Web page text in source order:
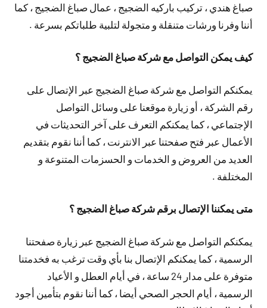
صباغ هندي ، تركيب باركيه الضجيج ، عمال صباغ الضجيج ، كما
أننا وفرنا ورشات متنقلة و متجولة لتلبية طلباتكم بسرعة .
كيف يمكن التواصل مع شركة صباغ الضجيج ؟
يمكنكم التواصل مع شركة صباغ الضجيج عبر الإتصال على
رقم الشركة ، أو زيارة موقعنا على وسائل التواصل
الإجتماعي ، كما يمكنكم التعرف على آخر التحديثات في
الأعمال عبر فتح صفحتنا عبر الانترنت ، كما أننا نقوم بتقديم
العديد من العروض و الخدمات و الحسزمات المتنوعة و
المختلفة .
متى يمكننا الإتصال برقم شركة صباغ الضجيج ؟
يمكنكم التواصل مع شركة صباغ الضجيج عبر زيارة صفحتنا
الرسمية ، كما يمكنكم الإتصال بنا بأي وقت ترغب به فخدمتنا
متوفرة على مدار 24 ساعة ، في أيام العطل و الأعياد
الرسمية ، أيام الحجر الصحي أيضا ، كما أننا نقوم بتأمين أجود